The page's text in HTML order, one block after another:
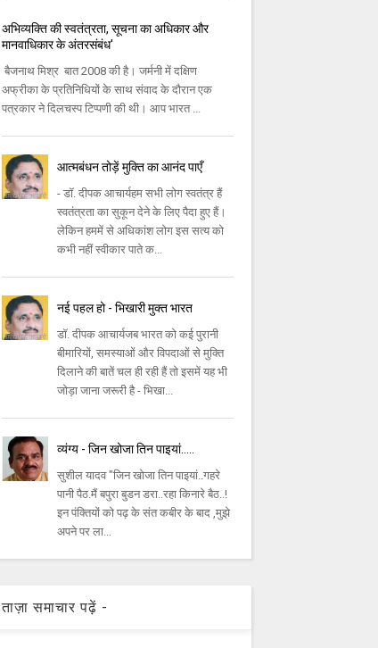
अभिव्यक्ति की स्वतंत्रता, सूचना का अधिकार और
मानवाधिकार के अंतरसंबंध'
बैजनाथ मिश्र बात 2008 की है। जर्मनी में दक्षिण
अफ्रीका के प्रतिनिधियों के साथ संवाद के दौरान एक
पत्रकार ने दिलचस्प टिप्पणी की थी। आप भारत ...
आत्मबंधन तोड़ें मुक्ति का आनंद पाएँ
- डॉ. दीपक आचार्यहम सभी लोग स्वतंत्र हैं
स्वतंत्रता का सुकून देने के लिए पैदा हुए हैं।
लेकिन हममें से अधिकांश लोग इस सत्य को
कभी नहीं स्वीकार पाते क...
नई पहल हो - भिखारी मुक्त भारत
डॉ. दीपक आचार्यजब भारत को कई पुरानी
बीमारियों, समस्याओं और विपदाओं से मुक्ति
दिलाने की बातें चल ही रही हैं तो इसमें यह भी
जोड़ा जाना जरूरी है - भिखा...
व्यंग्य - जिन खोजा तिन पाइयां.....
सुशील यादव "जिन खोजा तिन पाइयां..गहरे
पानी पैठ.मैं बपुरा बुडन डरा..रहा किनारे बैठ..!
इन पंक्तियों को पढ़ के संत कबीर के बाद ,मुझे
अपने पर ला...
ताज़ा समाचार पढ़ें -